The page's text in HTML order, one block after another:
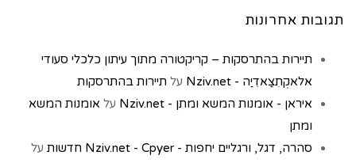
תגובות אחרונות
תיירות בהתרסקות – קריקטורה מתוך עיתון כלכלי סעודי
אלאקְתִצַאדִיַה - Nziv.net
על תיירות בהתרסקות
איראן - אומנות המשא ומתן - Nziv.net
על אומנות המשא
ומתן
סהרה, דגל, ורגליים יחפות - Nziv.net - Cpyer חדשות
על